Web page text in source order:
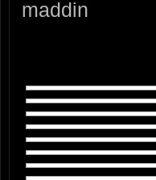
maddin